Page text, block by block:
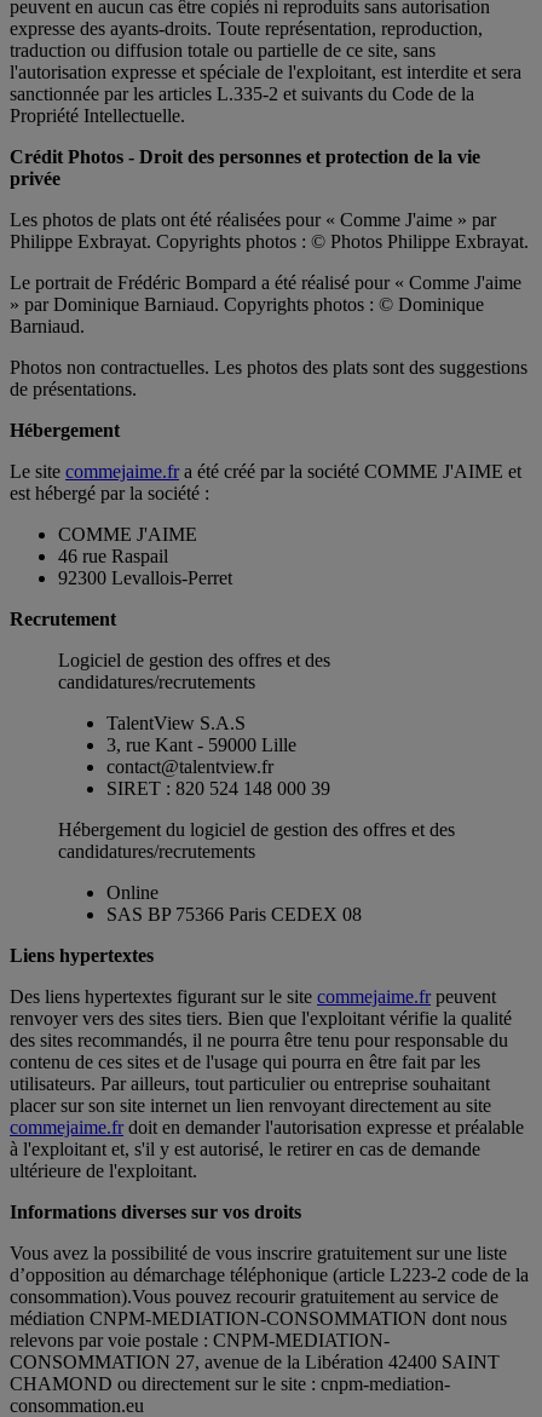
peuvent en aucun cas être copiés ni reproduits sans autorisation
expresse des ayants-droits. Toute représentation, reproduction,
traduction ou diffusion totale ou partielle de ce site, sans
l'autorisation expresse et spéciale de l'exploitant, est interdite et sera
sanctionnée par les articles L.335-2 et suivants du Code de la
Propriété Intellectuelle.
Crédit Photos - Droit des personnes et protection de la vie
privée
Les photos de plats ont été réalisées pour « Comme J'aime » par
Philippe Exbrayat. Copyrights photos : © Photos Philippe Exbrayat.
Le portrait de Frédéric Bompard a été réalisé pour « Comme J'aime
» par Dominique Barniaud. Copyrights photos : © Dominique
Barniaud.
Photos non contractuelles. Les photos des plats sont des suggestions
de présentations.
Hébergement
Le site commejaime.fra été créé par la société COMME J'AIME et
est hébergé par la société :
COMME J'AIME
46 rue Raspail
92300 Levallois-Perret
Recrutement
Logiciel de gestion des offres et des
candidatures/recrutements
TalentView S.A.S
3, rue Kant - 59000 Lille
contact@talentview.fr
SIRET : 820 524 148 000 39
Hébergement du logiciel de gestion des offres et des
candidatures/recrutements
Online
SAS BP 75366 Paris CEDEX 08
Liens hypertextes
Des liens hypertextes figurant sur le site commejaime.frpeuvent
renvoyer vers des sites tiers. Bien que l'exploitant vérifie la qualité
des sites recommandés, il ne pourra être tenu pour responsable du
contenu de ces sites et de l'usage qui pourra en être fait par les
utilisateurs. Par ailleurs, tout particulier ou entreprise souhaitant
placer sur son site internet un lien renvoyant directement au site
commejaime.frdoit en demander l'autorisation expresse et préalable
à l'exploitant et, s'il y est autorisé, le retirer en cas de demande
ultérieure de l'exploitant.
Informations diverses sur vos droits
Vous avez la possibilité de vous inscrire gratuitement sur une liste
d’opposition au démarchage téléphonique (article L223-2 code de la
consommation).Vous pouvez recourir gratuitement au service de
médiation CNPM-MEDIATION-CONSOMMATION dont nous
relevons par voie postale : CNPM-MEDIATION-
CONSOMMATION 27, avenue de la Libération 42400 SAINT
CHAMOND ou directement sur le site : cnpm-mediation-
consommation.eu